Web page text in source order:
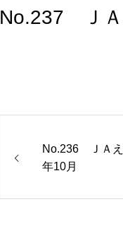
No.237 Ｊ
No.236 ＪＡ
年10月